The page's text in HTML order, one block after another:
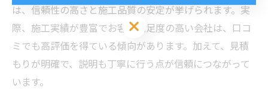
は、信頼性の高さと施工品質の安定が挙げられます。実
際、施工実績が豊富でお客様満足度の高い会社は、口コ
ミでも高評価を得ている傾向があります。加えて、見積
もりが明確で、説明も丁寧に行う点が信頼につながって
います。
お気軽にお問い合わせください